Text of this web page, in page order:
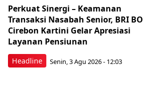
Headline
Perkuat Sinergi – Keamanan
Transaksi Nasabah Senior, BRI BO
Cirebon Kartini Gelar Apresiasi
Layanan Pensiunan
Senin, 3 Agu 2026 - 12:03